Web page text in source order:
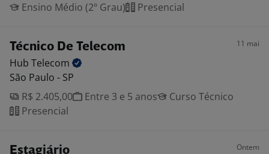
Ensino Médio (2º Grau)
Presencial
Técnico De Telecom 11 mai
Hub Telecom
São Paulo - SP
R$ 2.405,00
Entre 3 e 5 anos
Curso Técnico
Presencial
Estagiário Ontem